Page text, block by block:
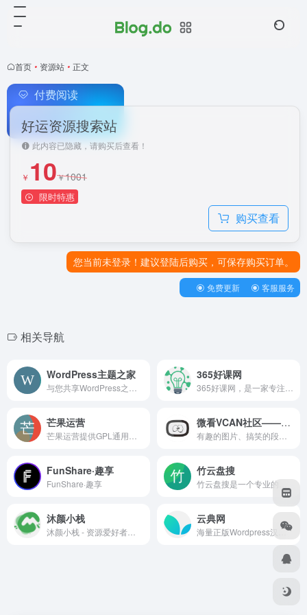
首页 • 资源站 • 正文
付费阅读
好运资源搜索站
此内容已隐藏，请购买后查看！
￥ 10￥1001
限时特惠
购买查看
您当前未登录！建议登陆后购买，可保存购买订单。
免费更新 客服服务
相关导航
WordPress主题之家 365好课网
芒果运营 微看VCAN社区——每天都有开心生活
FunShare·趣享
FunShare·趣享
竹云盘搜
沐颜小栈 云典网
海量正版Wordpress汉化主题,云典讲堂教程,Html5模板,Wordpress插件,网站模板,ppt模板,设计素材等资源,VIP包月仅需29元无限下载.每日持续更新,给您最全面的优质素材下载服务.